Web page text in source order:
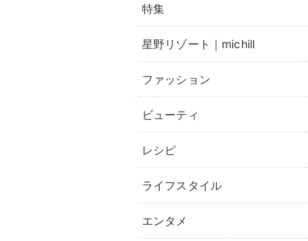
特集
星野リゾート｜michill
ファッション
ビューティ
レシピ
ライフスタイル
エンタメ